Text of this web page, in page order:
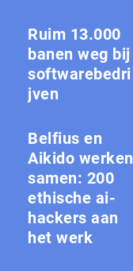
Ruim 13.000
banen weg bij
softwarebedri
jven
Belfius en
Aikido werken
samen: 200
ethische ai-
hackers aan
het werk